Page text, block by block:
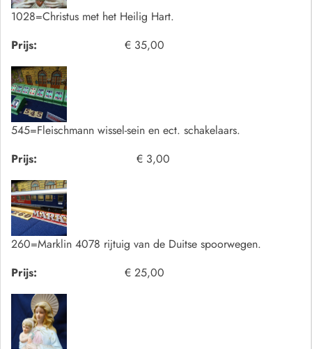
1028=Christus met het Heilig Hart.
Prijs:
€ 35,00
545=Fleischmann wissel-sein en ect. schakelaars.
Prijs:
€ 3,00
260=Marklin 4078 rijtuig van de Duitse spoorwegen.
Prijs:
€ 25,00